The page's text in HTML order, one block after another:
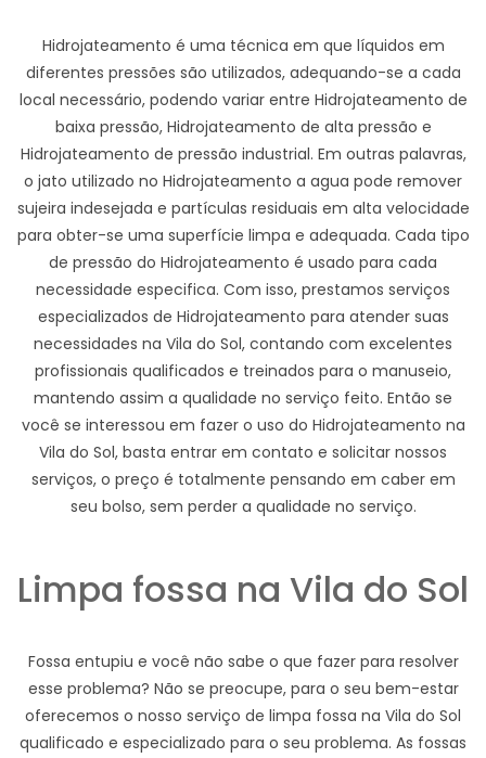
Hidrojateamento é uma técnica em que líquidos em
diferentes pressões são utilizados, adequando-se a cada
local necessário, podendo variar entre Hidrojateamento de
baixa pressão, Hidrojateamento de alta pressão e
Hidrojateamento de pressão industrial. Em outras palavras,
o jato utilizado no Hidrojateamento a agua pode remover
sujeira indesejada e partículas residuais em alta velocidade
para obter-se uma superfície limpa e adequada. Cada tipo
de pressão do Hidrojateamento é usado para cada
necessidade especifica. Com isso, prestamos serviços
especializados de Hidrojateamento para atender suas
necessidades na Vila do Sol, contando com excelentes
profissionais qualificados e treinados para o manuseio,
mantendo assim a qualidade no serviço feito. Então se
você se interessou em fazer o uso do Hidrojateamento na
Vila do Sol, basta entrar em contato e solicitar nossos
serviços, o preço é totalmente pensando em caber em
seu bolso, sem perder a qualidade no serviço.
Limpa fossa na Vila do Sol
Fossa entupiu e você não sabe o que fazer para resolver
esse problema? Não se preocupe, para o seu bem-estar
oferecemos o nosso serviço de limpa fossa na Vila do Sol
qualificado e especializado para o seu problema. As fossas